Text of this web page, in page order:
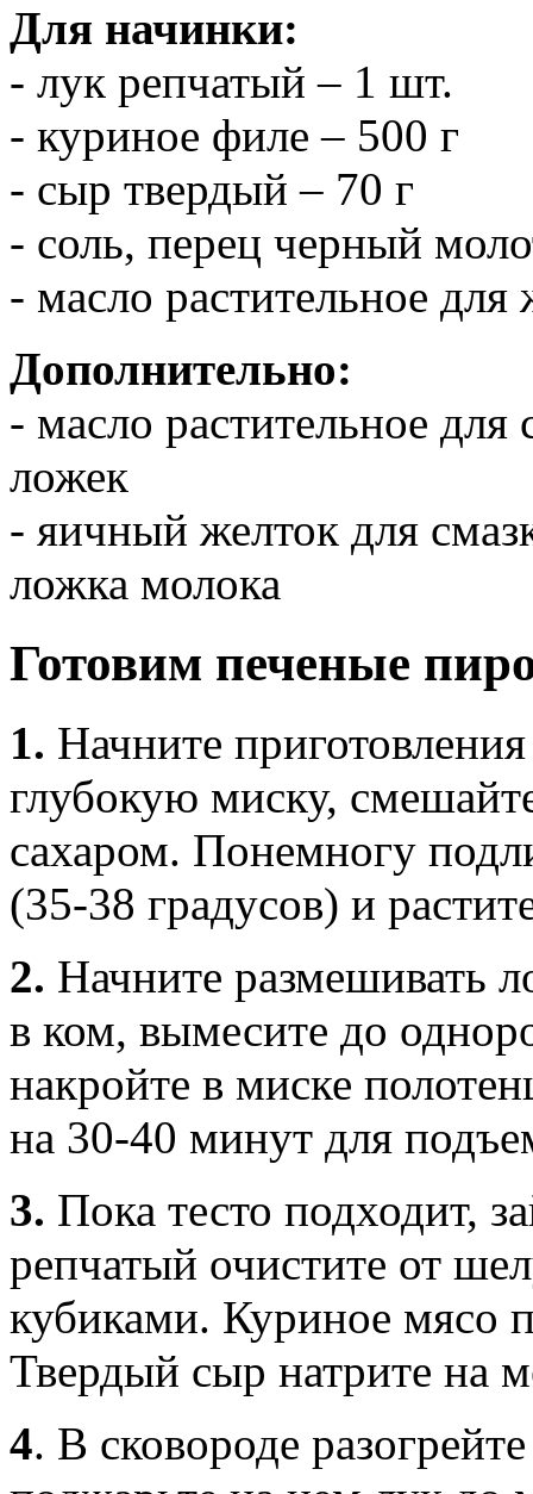
Для начинки:
- лук репчатый – 1 шт.
- куриное филе – 500 г
- сыр твердый – 70 г
- соль, перец черный
- масло растительное для
Дополнительно:
- масло растительное для
ложек
- яичный желток для
ложка молока
Готовим печеные
1. Начните
глубокую миску,
сахаром. Понемногу
(35-38 градусов) и
2. Начните размешивать
в ком, вымесите до
накройте в миске
на 30-40 минут для
3. Пока тесто подходит,
репчатый очистите от
кубиками. Куриное мясо
Твердый сыр натрите на
4. В сковороде